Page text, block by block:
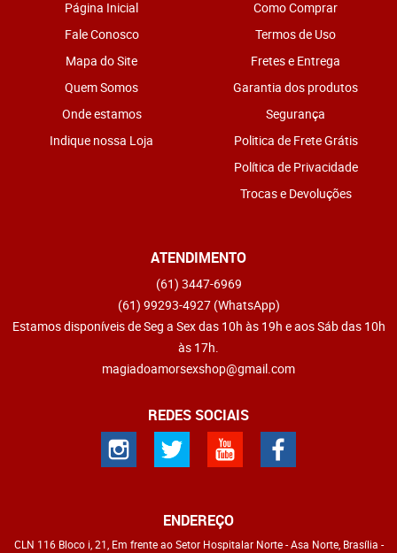
Página Inicial
Fale Conosco
Mapa do Site
Quem Somos
Onde estamos
Indique nossa Loja
Como Comprar
Termos de Uso
Fretes e Entrega
Garantia dos produtos
Segurança
Politica de Frete Grátis
Política de Privacidade
Trocas e Devoluções
ATENDIMENTO
(61) 3447-6969
(61) 99293-4927 (WhatsApp)
Estamos disponíveis de Seg a Sex das 10h às 19h e aos Sáb das 10h
às 17h.
magiadoamorsexshop@gmail.com
REDES SOCIAIS
ENDEREÇO
CLN 116 Bloco i, 21, Em frente ao Setor Hospitalar Norte-Asa Norte, Brasília -